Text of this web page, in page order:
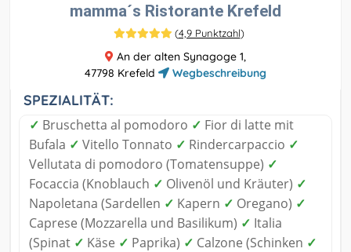
mamma´s Ristorante Krefeld
(4,9 Punktzahl)
An der alten Synagoge 1,
47798 Krefeld
Wegbeschreibung
SPEZIALITÄT:
✓ Bruschetta al pomodoro ✓ Fior di latte mit
Bufala ✓ Vitello Tonnato ✓ Rindercarpaccio ✓
Vellutata di pomodoro (Tomatensuppe) ✓
Focaccia (Knoblauch ✓ Olivenöl und Kräuter) ✓
Napoletana (Sardellen ✓ Kapern ✓ Oregano) ✓
Caprese (Mozzarella und Basilikum) ✓ Italia
(Spinat ✓ Käse ✓ Paprika) ✓ Calzone (Schinken ✓